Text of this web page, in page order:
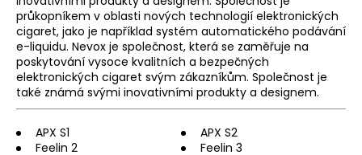
průkopníkem v oblasti nových technologií elektronických
cigaret, jako je například systém automatického podávání
e-liquidu. Nevox je společnost, která se zaměřuje na
poskytování vysoce kvalitních a bezpečných
elektronických cigaret svým zákazníkům. Společnost je
také známá svými inovativními produkty a designem.
APX S1
APX S2
Feelin 2
Feelin 3
e
n
a
j
í
t
?